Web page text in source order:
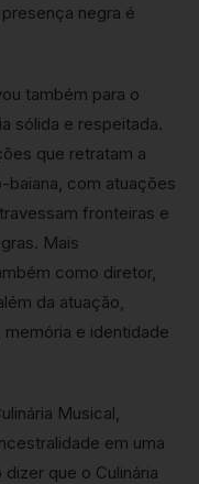
negra é
também para o
sólida e respeitada.
que retratam a
baiana, com atuações
fronteiras e
Mais
como diretor,
da atuação,
e identidade
Musical,
em uma
que o Culinária